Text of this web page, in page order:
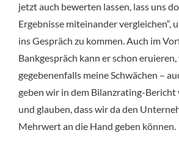
jetzt auch bewerten lassen, lass uns
Ergebnisse miteinander vergleichen“,
ins Gespräch zu kommen. Auch im
Bankgespräch kann er schon eruieren,
gegebenenfalls meine Schwächen –
geben wir in dem Bilanzrating-
und glauben, dass wir da den
Mehrwert an die Hand geben können.